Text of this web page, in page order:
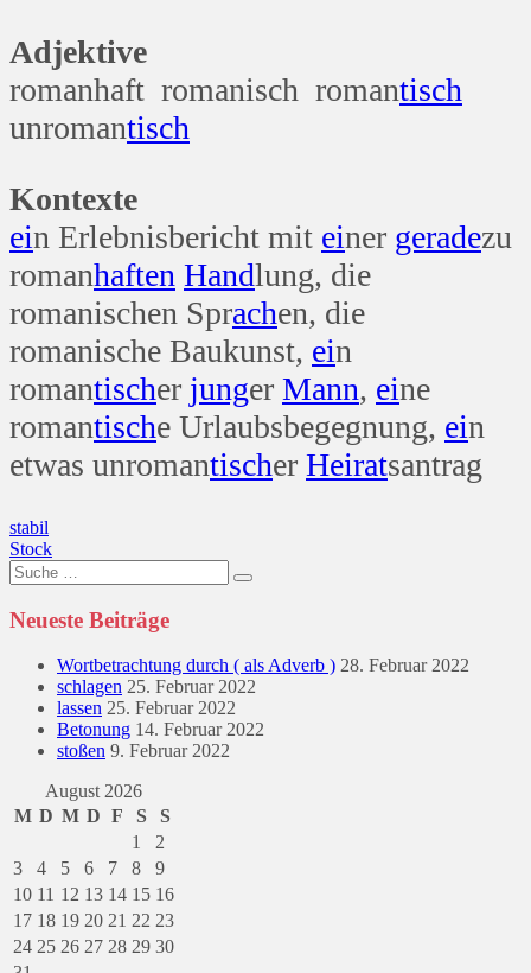
Adjektive
romanhaft romanisch romantisch
unromantisch
Kontexte
ein Erlebnisbericht mit einer geradezu
romanhaften Handlung, die
romanischen Sprachen, die
romanische Baukunst, ein
romantischer junger Mann, eine
romantische Urlaubsbegegnung, ein
etwas unromantischer Heiratsantrag
Beitragsnavigation
stabil
Stock
Suche
nach:
Neueste Beiträge
Wortbetrachtung durch ( als Adverb ) 28. Februar 2022
schlagen 25. Februar 2022
lassen 25. Februar 2022
Betonung 14. Februar 2022
stoßen 9. Februar 2022
August 2026
M D M D F S
S
1
2
3
4 5 6 7 8
9
10 11 12 13 14 15 16
17 18 19 20 21 22 23
24 25 26 27 28 29 30